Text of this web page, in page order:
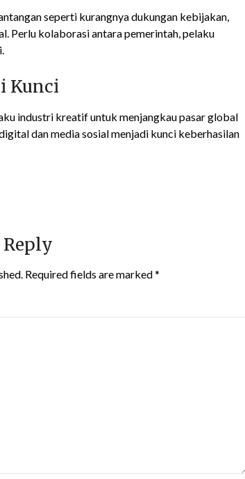
seperti kurangnya dukungan kebijakan,
Perlu kolaborasi antara pemerintah, pelaku
Kunci
industri kreatif untuk menjangkau pasar global
dan media sosial menjadi kunci keberhasilan
Reply
Required fields are marked*